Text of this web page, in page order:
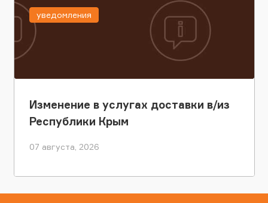
Изменение в услугах доставки в/из
Республики Крым
07 августа, 2026
уведомления